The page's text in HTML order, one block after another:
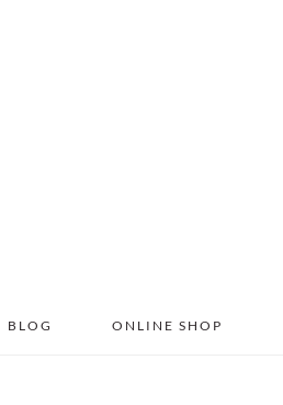
BLOG ONLINE SHOP